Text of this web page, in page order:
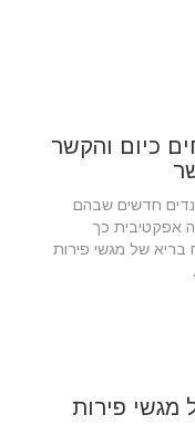
כיום והקשר
חדשים שבהם
אפקטיבית כך
בריא של מגשי פירות
מגשי פירות